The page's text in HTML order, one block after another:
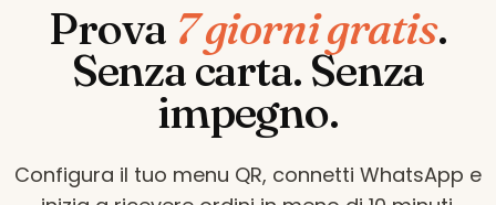
Prova 7 giorni gratis.
Senza carta. Senza
impegno.
Configura il tuo menu QR, connetti WhatsApp e